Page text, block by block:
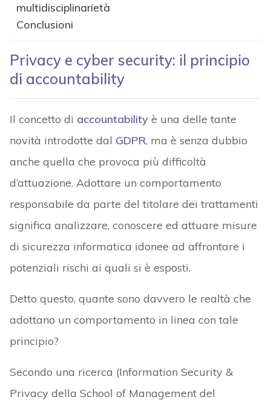
multidisciplinarietà
Conclusioni
Privacy e cyber security: il principio
di accountability
Il concetto di accountabilityè una delle tante
novità introdotte dal GDPR, ma è senza dubbio
anche quella che provoca più difficoltà
d’attuazione. Adottare un comportamento
responsabile da parte del titolare dei trattamenti
significa analizzare, conoscere ed attuare misure
di sicurezza informatica idonee ad affrontare i
potenziali rischi ai quali si è esposti.
Detto questo, quante sono davvero le realtà che
adottano un comportamento in linea con tale
principio?
Secondo una ricerca (Information Security &
Privacy della School of Management del